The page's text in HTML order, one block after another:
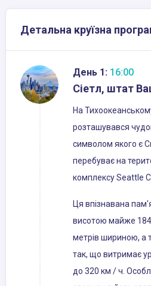
Детальна круїзна
День 1: 16:00
Сіетл, штат
На
розташувався
символом якого є
перебуває на
комплексу Seattle
Ця впізнавана
висотою майже
метрів шириною, а
так, що витримає
до 320 км / ч.